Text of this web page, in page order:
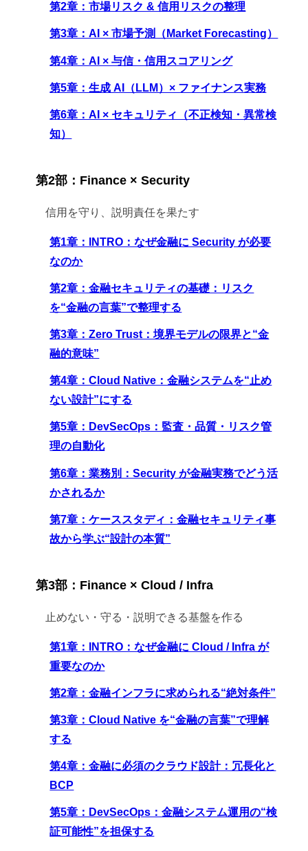
第2章：市場リスク & 信用リスクの整理
第3章：AI × 市場予測（Market Forecasting）
第4章：AI × 与信・信用スコアリング
第5章：生成 AI（LLM）× ファイナンス実務
第6章：AI × セキュリティ（不正検知・異常検
知）
第2部：Finance × Security
信用を守り、説明責任を果たす
第1章：INTRO：なぜ金融に Security が必要
なのか
第2章：金融セキュリティの基礎：リスク
を“金融の言葉”で整理する
第3章：Zero Trust：境界モデルの限界と“金
融的意味”
第4章：Cloud Native：金融システムを“止め
ない設計”にする
第5章：DevSecOps：監査・品質・リスク管
理の自動化
第6章：業務別：Security が金融実務でどう活
かされるか
第7章：ケーススタディ：金融セキュリティ事
故から学ぶ“設計の本質”
第3部：Finance × Cloud / Infra
止めない・守る・説明できる基盤を作る
第1章：INTRO：なぜ金融に Cloud / Infra が
重要なのか
第2章：金融インフラに求められる“絶対条件”
第3章：Cloud Native を“金融の言葉”で理解
する
第4章：金融に必須のクラウド設計：冗長化と
BCP
第5章：DevSecOps：金融システム運用の“検
証可能性”を担保する